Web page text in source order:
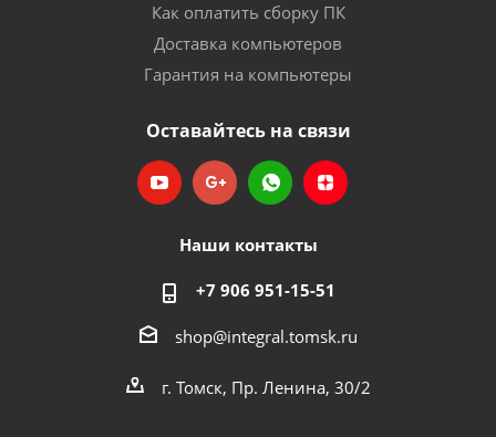
Как оплатить сборку ПК
Доставка компьютеров
Гарантия на компьютеры
Оставайтесь на связи
Наши контакты
+7 906 951-15-51
shop@integral.tomsk.ru
г. Томск, Пр. Ленина, 30/2